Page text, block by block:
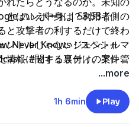
とはいえ中身は？利用者側の
と攻撃者の利するだけで終わ
ントルじゃないジェントルマ
情報に関する裏付け。案件管
認証が主戦場に見える。よ
ることってあまりされてない
こっちを見てる。脆弱性だけ
のレポート | 53:53 |
Never Knows！スペシャ
- #セキュリティのアレ.
...more
1h 6min Play